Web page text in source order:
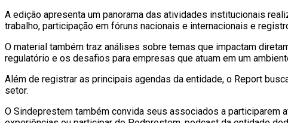
A edição apresenta um panorama das atividades institucionais
trabalho, participação em fóruns nacionais e internacionais e
O material também traz análises sobre temas que impactam
regulatório e os desafios para empresas que atuam em um
Além de registrar as principais agendas da entidade, o Report
setor.
O Sindeprestem também convida seus associados a